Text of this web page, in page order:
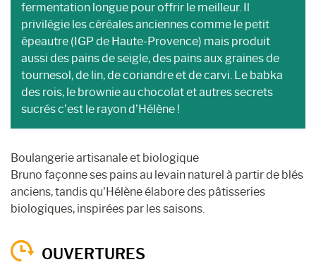
fermentation longue pour offrir le meilleur. Il
privilégie les céréales anciennes comme le petit
épeautre (IGP de Haute-Provence) mais produit
aussi des pains de seigle, des pains aux graines de
tournesol, de lin, de coriandre et de carvi. Le babka
des rois, le brownie au chocolat et autres secrets
sucrés c’est le rayon d’Hélène !
Boulangerie artisanale et biologique
Bruno façonne ses pains au levain naturel à partir de blés
anciens, tandis qu’Hélène élabore des pâtisseries
biologiques, inspirées par les saisons.
OUVERTURES